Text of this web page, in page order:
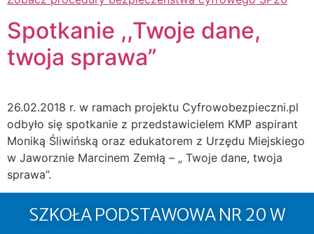
Spotkanie ,,Twoje dane,
twoja sprawa”
26.02.2018 r. w ramach projektu Cyfrowobezpieczni.pl
odbyło się spotkanie z przedstawicielem KMP aspirant
Moniką Śliwińską oraz edukatorem z Urzędu Miejskiego
w Jaworznie Marcinem Zemłą – „ Twoje dane, twoja
sprawa”.
SZKOŁA PODSTAWOWA NR 20 W